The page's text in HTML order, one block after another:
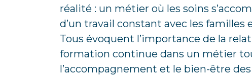
réalité : un métier où les soins
d’un travail constant avec les
Tous évoquent l’importance de la
formation continue dans un métier
l’accompagnement et le bien-être